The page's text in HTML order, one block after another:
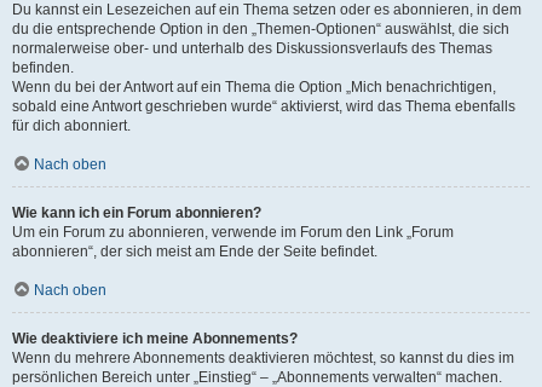
Du kannst ein Lesezeichen auf ein Thema setzen oder es abonnieren, in dem
du die entsprechende Option in den „Themen-Optionen“ auswählst, die sich
normalerweise ober- und unterhalb des Diskussionsverlaufs des Themas
befinden.
Wenn du bei der Antwort auf ein Thema die Option „Mich benachrichtigen,
sobald eine Antwort geschrieben wurde“ aktivierst, wird das Thema ebenfalls
für dich abonniert.
Nach oben
Wie kann ich ein Forum abonnieren?
Um ein Forum zu abonnieren, verwende im Forum den Link „Forum
abonnieren“, der sich meist am Ende der Seite befindet.
Nach oben
Wie deaktiviere ich meine Abonnements?
Wenn du mehrere Abonnements deaktivieren möchtest, so kannst du dies im
persönlichen Bereich unter „Einstieg“ – „Abonnements verwalten“ machen.